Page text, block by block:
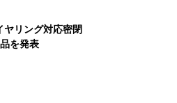
ヤリング対応密閉
を発表